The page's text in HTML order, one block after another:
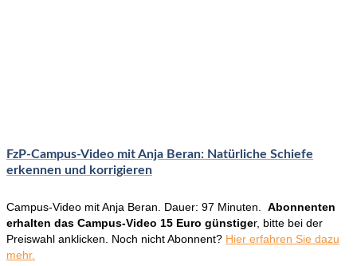
FzP-Campus-Video mit Anja Beran: Natürliche Schiefe
erkennen und korrigieren
Campus-Video mit Anja Beran. Dauer: 97 Minuten. Abonnenten
erhalten das Campus-Video 15 Euro günstiger, bitte bei der
Preiswahl anklicken. Noch nicht Abonnent? Hier erfahren Sie dazu
mehr.